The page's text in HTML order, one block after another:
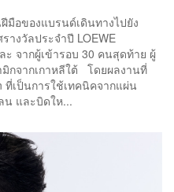
มือของแบรนด์เดินทางไปยัง
างวัลประจำปี LOEWE
ะ จากผู้เข้ารอบ 30 คนสุดท้าย ผู้
กจากเกาหลีใต้ โดยผลงานที่
ที่เป็นการใช้เทคนิคจากแผ่น
น และบิดให...